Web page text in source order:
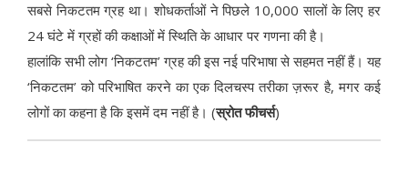
सबसे निकटतम ग्रह था। शोधकर्ताओं ने पिछले 10,000 सालों के लिए हर
24 घंटे में ग्रहों की कक्षाओं में स्थिति के आधार पर गणना की है।
हालांकि सभी लोग ‘निकटतम’ ग्रह की इस नई परिभाषा से सहमत नहीं हैं। यह
‘निकटतम’ को परिभाषित करने का एक दिलचस्प तरीका ज़रूर है, मगर कई
लोगों का कहना है कि इसमें दम नहीं है। (स्रोत फीचर्स)